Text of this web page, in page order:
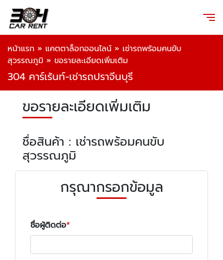
หน้าแรก » แคตตาล็อกออนไลน์ » เช่ารถพร้อมคนขับ
สุวรรณภูมิ » ขอรายละเอียดเพิ่มเติม
304 คาร์เร้นท์-เช่ารถปราจีนบุรี
ขอรายละเอียดเพิ่มเติม
ชื่อสินค้า : เช่ารถพร้อมคนขับ
สุวรรณภูมิ
กรุณากรอกข้อมูล
ชื่อผู้ติดต่อ